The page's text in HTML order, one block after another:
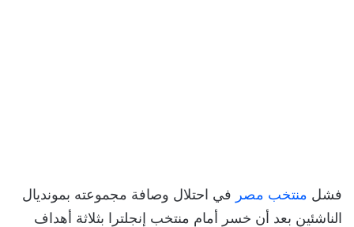
فشل منتخب مصر في احتلال وصافة مجموعته بمونديال
الناشئين بعد أن خسر أمام منتخب إنجلترا بثلاثة أهداف